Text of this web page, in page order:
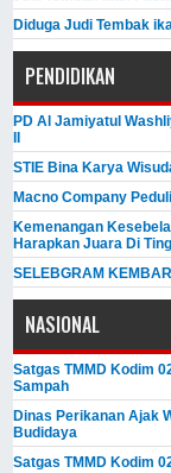
Diduga Judi Tembak
PENDIDIKAN
PD Al Jamiyatul
STIE Bina Karya
Macno Company
Kemenangan
Harapkan Juara Di
SELEBGRAM
NASIONAL
Satgas TMMD Kodim
Sampah
Dinas Perikanan Ajak
Budidaya
Satgas TMMD Kodim